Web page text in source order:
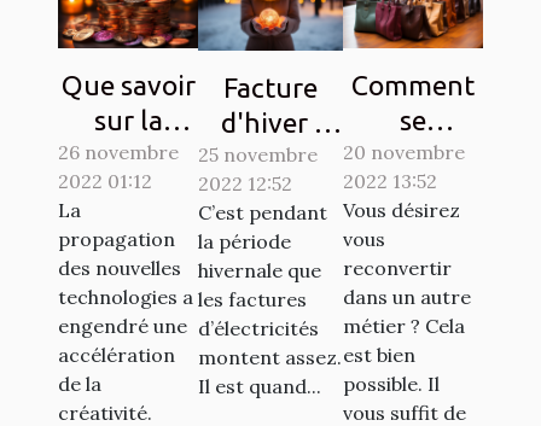
Que savoir
sur la
Crypto-
monnaie
26 novembre
2022 01:12
La
propagation
des nouvelles
technologies a
engendré une
accélération
de la
créativité.
Facture
d'hiver :
Des
astuces
simples
pour
économiser
de l'argent
25 novembre
2022 12:52
C’est pendant
la période
hivernale que
les factures
d’électricités
montent assez.
Il est quand...
Comment
se
reconvertir
à un autre
métier ?
20 novembre
2022 13:52
Vous désirez
vous
reconvertir
dans un autre
métier ? Cela
est bien
possible. Il
vous suffit de